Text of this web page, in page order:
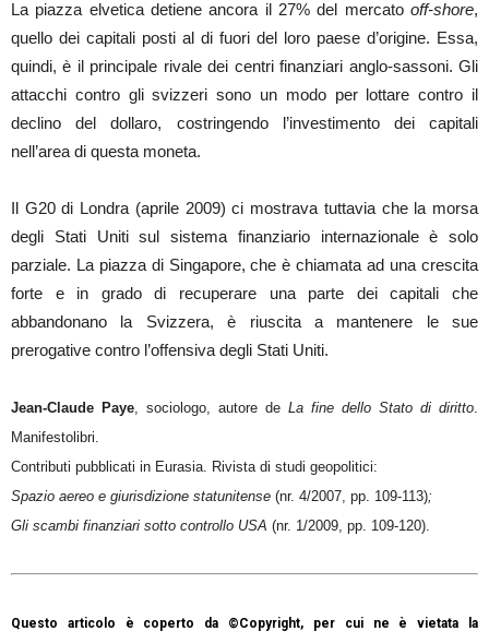
La piazza elvetica detiene ancora il 27% del mercato off-shore,
quello dei capitali posti al di fuori del loro paese d’origine. Essa,
quindi, è il principale rivale dei centri finanziari anglo-sassoni. Gli
attacchi contro gli svizzeri sono un modo per lottare contro il
declino del dollaro, costringendo l’investimento dei capitali
nell’area di questa moneta.
Il G20 di Londra (aprile 2009) ci mostrava tuttavia che la morsa
degli Stati Uniti sul sistema finanziario internazionale è solo
parziale. La piazza di Singapore, che è chiamata ad una crescita
forte e in grado di recuperare una parte dei capitali che
abbandonano la Svizzera, è riuscita a mantenere le sue
prerogative contro l’offensiva degli Stati Uniti.
Jean-Claude Paye , sociologo, autore de La fine dello Stato di diritto
Manifestolibri.
Contributi pubblicati in Eurasia. Rivista di studi geopolitici:
Spazio aereo e giurisdizione statunitense (nr. 4/2007, pp. 109-113);
Gli scambi finanziari sotto controllo USA (nr. 1/2009, pp. 109-120).
Questo articolo è coperto da ©Copyright, per cui ne è vietata la